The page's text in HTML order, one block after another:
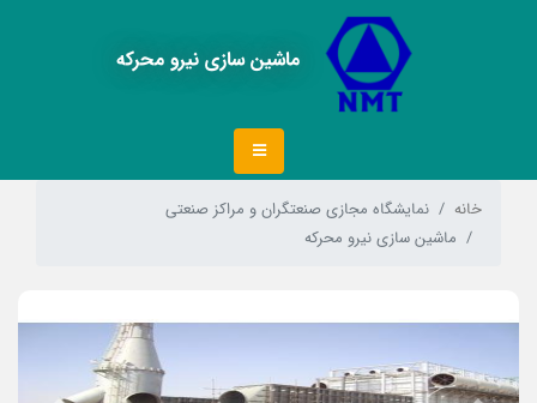
ماشین سازی نیرو محرکه
خانه
نمایشگاه مجازی صنعتگران و مراکز صنعتی
ماشین سازی نیرو محرکه